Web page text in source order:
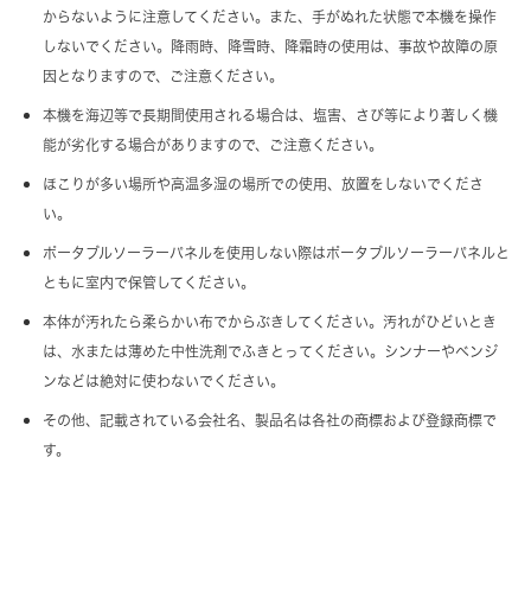
からないように注意してください。また、手がぬれた状態で本機を操作
しないでください。降雨時、降雪時、降霜時の使用は、事故や故障の原
因となりますので、ご注意ください。
本機を海辺等で長期間使用される場合は、塩害、さび等により著しく機
能が劣化する場合がありますので、ご注意ください。
ほこりが多い場所や高温多湿の場所での使用、放置をしないでくださ
い。
ポータブルソーラーパネルを使用しない際はポータブルソーラーパネルと
ともに室内で保管してください。
本体が汚れたら柔らかい布でからぶきしてください。汚れがひどいとき
は、水または薄めた中性洗剤でふきとってください。シンナーやベンジ
ンなどは絶対に使わないでください。
その他、記載されている会社名、製品名は各社の商標および登録商標で
す。